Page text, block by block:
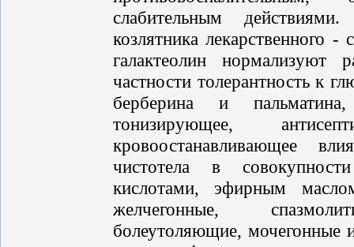
слабительным
козлятника лекарственного -
галактеолин нормализуют
частности толерантность к
берберина и
тонизирующее,
кровоостанавливающее
чистотела в
кислотами, эфирным
желчегонные,
болеутоляющие, мочегонные